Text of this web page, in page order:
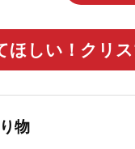
ほしい！クリ
物